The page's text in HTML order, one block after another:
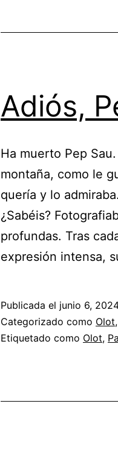
Adiós,
Ha muerto Pep
montaña, como le
quería y lo
¿Sabéis?
profundas. Tras
expresión intensa,
Publicada el junio 6,
Categorizado como Olot,
Etiquetado como Olot,